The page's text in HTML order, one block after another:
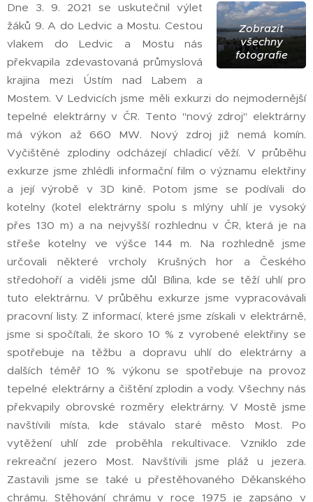
Zobrazit
všechny
fotografie
Dne 3. 9. 2021 se uskutečnil výlet
žáků 9. A do Ledvic a Mostu. Cestou
vlakem do Ledvic a Mostu nás
překvapila zdevastovaná průmyslová
krajina mezi Ústím nad Labem a
Mostem. V Ledvicích jsme měli exkurzi do nejmodernější
tepelné elektrárny v ČR. Tento "nový zdroj" elektrárny
má výkon až 660 MW. Nový zdroj již nemá komín.
Vyčištěné zplodiny odcházejí chladicí věží. V průběhu
exkurze jsme zhlédli informační film o významu elektřiny
a její výrobě v 3D kině. Potom jsme se podívali do
kotelny (kotel elektrárny spolu s mlýny uhlí je vysoký
přes 130 m) a na nejvyšší rozhlednu v ČR, která je na
střeše kotelny ve výšce 144 m. Na rozhledně jsme
určovali některé vrcholy Krušných hor a Českého
středohoří a viděli jsme důl Bílina, kde se těží uhlí pro
tuto elektrárnu. V průběhu exkurze jsme vypracovávali
pracovní listy. Z informací, které jsme získali v elektrárně,
jsme si spočítali, že skoro 10 % z vyrobené elektřiny se
spotřebuje na těžbu a dopravu uhlí do elektrárny a
dalších téměř 10 % výkonu se spotřebuje na provoz
tepelné elektrárny a čištění zplodin a vody. Všechny nás
překvapily obrovské rozměry elektrárny. V Mostě jsme
navštívili místa, kde stávalo staré město Most. Po
vytěžení uhlí zde proběhla rekultivace. Vzniklo zde
rekreační jezero Most. Navštívili jsme pláž u jezera.
Zastavili jsme se také u přestěhovaného Děkanského
chrámu. Stěhování chrámu v roce 1975 je zapsáno v